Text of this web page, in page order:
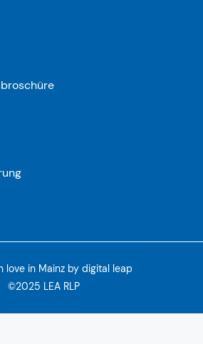
©2025 LEA RLP
love in Mainz by digital leap